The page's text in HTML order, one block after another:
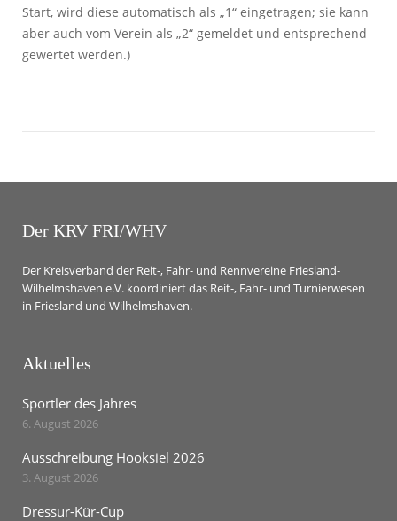
Start, wird diese automatisch als „1“ eingetragen; sie kann
aber auch vom Verein als „2“ gemeldet und entsprechend
gewertet werden.)
Der KRV FRI/WHV
Der Kreisverband der Reit-, Fahr- und Rennvereine Friesland-
Wilhelmshaven e.V. koordiniert das Reit-, Fahr- und Turnierwesen
in Friesland und Wilhelmshaven.
Aktuelles
Sportler des Jahres
6. August 2026
Ausschreibung Hooksiel 2026
3. August 2026
Dressur-Kür-Cup